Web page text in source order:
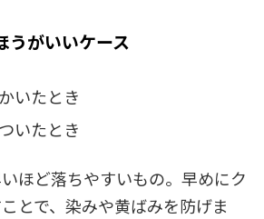
うがいいケース
いたとき
いたとき
ほど落ちやすいもの。早めにク
とで、染みや黄ばみを防げま